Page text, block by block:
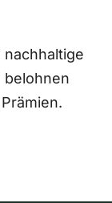
nachhaltige
belohnen